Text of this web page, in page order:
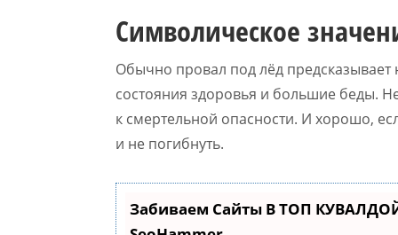
Символическое
Обычно провал под лёд
состояния здоровья и большие беды.
к смертельной опасности. И хорошо,
и не погибнуть.
Забиваем Сайты В ТОП